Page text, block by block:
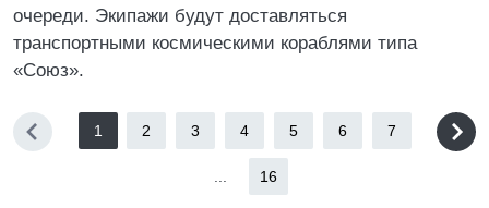
очереди. Экипажи будут доставляться
транспортными космическими кораблями типа
«Союз».
1 2 3 4 5 6 7
16